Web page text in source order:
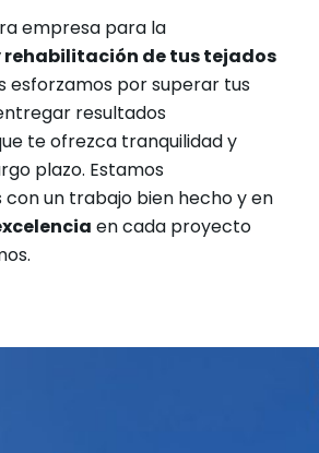
empresa para la
rehabilitación de tus tejados
esforzamos por superar tus
resultados
te ofrezca tranquilidad y
plazo. Estamos
un trabajo bien hecho y en
en cada proyecto